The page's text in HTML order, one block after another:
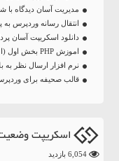
مدیریت آسان دیدگاه
انتقال رسانه وردپرس
دانلود اسکریپت آسان
اموزش PHP بخش اول (اختصاصی)
نرم افزار ارسال نظر به
قالب صحیفه برای
اسکریپت
6,054 بازدید